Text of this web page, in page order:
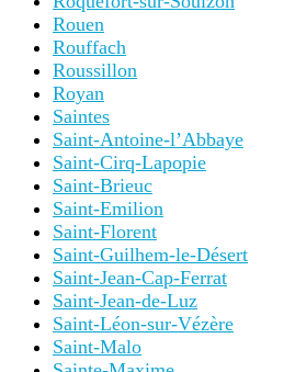
Rouen
Rouffach
Roussillon
Royan
Saintes
Saint-Antoine-l’Abbaye
Saint-Cirq-Lapopie
Saint-Brieuc
Saint-Emilion
Saint-Florent
Saint-Guilhem-le-Désert
Saint-Jean-Cap-Ferrat
Saint-Jean-de-Luz
Saint-Léon-sur-Vézère
Saint-Malo